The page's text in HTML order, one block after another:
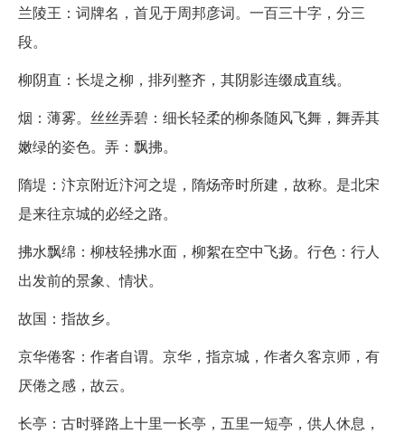
兰陵王：词牌名，首见于周邦彦词。一百三十字，分三
段。
柳阴直：长堤之柳，排列整齐，其阴影连缀成直线。
烟：薄雾。丝丝弄碧：细长轻柔的柳条随风飞舞，舞弄其
嫩绿的姿色。弄：飘拂。
隋堤：汴京附近汴河之堤，隋炀帝时所建，故称。是北宋
是来往京城的必经之路。
拂水飘绵：柳枝轻拂水面，柳絮在空中飞扬。行色：行人
出发前的景象、情状。
故国：指故乡。
京华倦客：作者自谓。京华，指京城，作者久客京师，有
厌倦之感，故云。
长亭：古时驿路上十里一长亭，五里一短亭，供人休息，